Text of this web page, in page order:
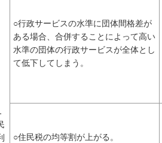
○行政サービスの水準に団体間格差が
ある場合、合併することによって高い
水準の団体の行政サービスが全体とし
て低下してしまう。
○住民税の均等割が上がる。